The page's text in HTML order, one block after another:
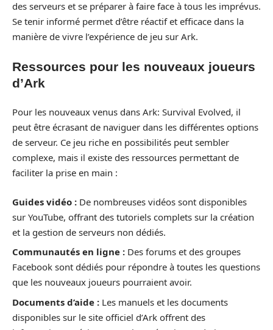
des serveurs et se préparer à faire face à tous les imprévus.
Se tenir informé permet d’être réactif et efficace dans la
manière de vivre l’expérience de jeu sur Ark.
Ressources pour les nouveaux joueurs
d’Ark
Pour les nouveaux venus dans Ark: Survival Evolved, il
peut être écrasant de naviguer dans les différentes options
de serveur. Ce jeu riche en possibilités peut sembler
complexe, mais il existe des ressources permettant de
faciliter la prise en main :
Guides vidéo : De nombreuses vidéos sont disponibles
sur YouTube, offrant des tutoriels complets sur la création
et la gestion de serveurs non dédiés.
Communautés en ligne : Des forums et des groupes
Facebook sont dédiés pour répondre à toutes les questions
que les nouveaux joueurs pourraient avoir.
Documents d’aide : Les manuels et les documents
disponibles sur le site officiel d’Ark offrent des